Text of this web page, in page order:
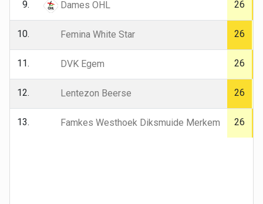
9. Dames OHL 26
10. Femina White Star 26
11. DVK Egem 26
12. Lentezon Beerse 26
13. Famkes Westhoek Diksmuide Merkem 26